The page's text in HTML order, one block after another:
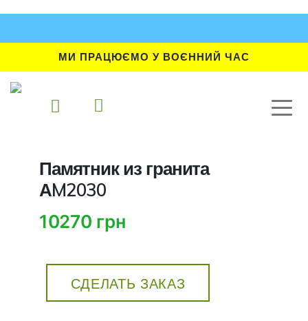
МИ ПРАЦЮЄМО У ВОЄННИЙ ЧАС
Памятник из гранита
АM2030
10270 грн
СДЕЛАТЬ ЗАКАЗ